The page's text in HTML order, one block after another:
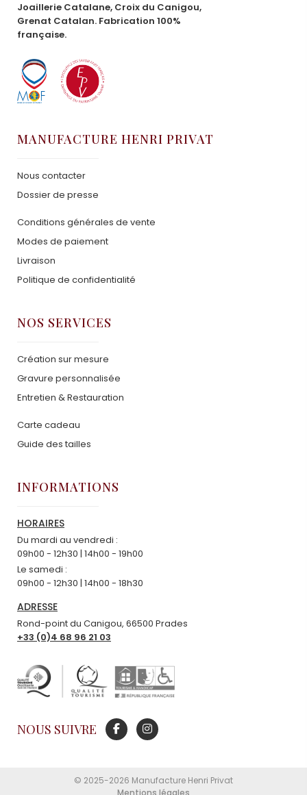
Joaillerie Catalane, Croix du Canigou,
Grenat Catalan. Fabrication 100%
française.
MANUFACTURE HENRI PRIVAT
Nous contacter
Dossier de presse
Conditions générales de vente
Modes de paiement
Livraison
Politique de confidentialité
NOS SERVICES
Création sur mesure
Gravure personnalisée
Entretien & Restauration
Carte cadeau
Guide des tailles
INFORMATIONS
HORAIRES
Du mardi au vendredi :
09h00 - 12h30 | 14h00 - 19h00
Le samedi :
09h00 - 12h30 | 14h00 - 18h30
ADRESSE
Rond-point du Canigou, 66500 Prades
+33 (0)4 68 96 21 03
NOUS SUIVRE
© 2025-2026 Manufacture Henri Privat